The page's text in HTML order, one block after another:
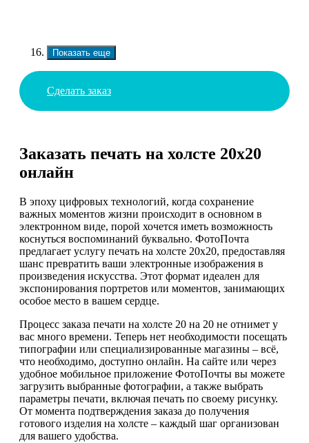
Показать еще
Сделать заказ
Заказать печать на холсте 20х20
онлайн
В эпоху цифровых технологий, когда сохранение
важных моментов жизни происходит в основном в
электронном виде, порой хочется иметь возможность
коснуться воспоминаний буквально. ФотоПочта
предлагает услугу печать на холсте 20х20, предоставляя
шанс превратить ваши электронные изображения в
произведения искусства. Этот формат идеален для
экспонирования портретов или моментов, занимающих
особое место в вашем сердце.
Процесс заказа печати на холсте 20 на 20 не отнимет у
вас много времени. Теперь нет необходимости посещать
типографии или специализированные магазины – всё,
что необходимо, доступно онлайн. На сайте или через
удобное мобильное приложение ФотоПочты вы можете
загрузить выбранные фотографии, а также выбрать
параметры печати, включая печать по своему рисунку.
От момента подтверждения заказа до получения
готового изделия на холсте – каждый шаг организован
для вашего удобства.